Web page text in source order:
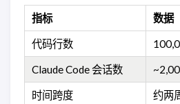
指标 数据
代码行数
Claude Code 会话数
时间跨度 约两